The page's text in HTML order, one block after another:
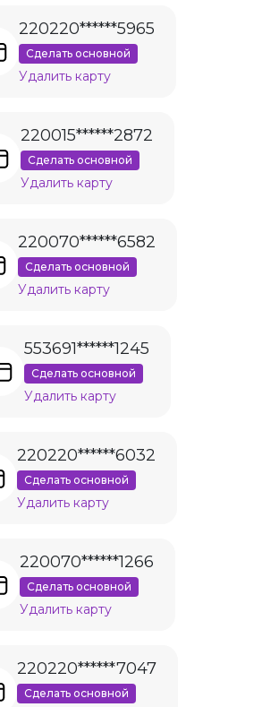
220220******5965
Сделать основной
Удалить карту
220015******2872
Сделать основной
Удалить карту
220070******6582
Сделать основной
Удалить карту
553691******1245
Сделать основной
Удалить карту
220220******6032
Сделать основной
Удалить карту
220070******1266
Сделать основной
Удалить карту
220220******7047
Сделать основной